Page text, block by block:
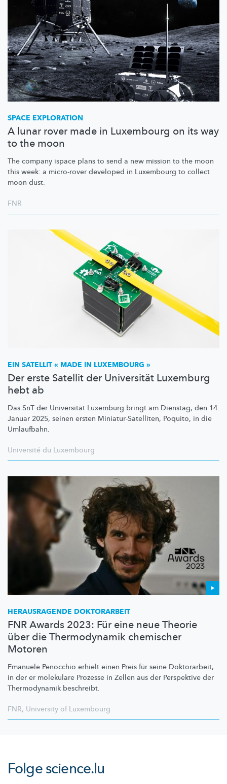
SPACE EXPLORATION
A lunar rover made in Luxembourg on its way
to the moon
The company ispace plans to send a new mission to the moon
this week: a micro-rover developed in Luxembourg to collect
moon dust.
FNR
EIN SATELLIT « MADE IN LUXEMBOURG »
Der erste Satellit der Universität Luxemburg
hebt ab
Das SnT der Universität Luxemburg bringt am Dienstag, den 14.
Januar 2025, seinen ersten Miniatur-Satelliten, Poquito, in die
Umlaufbahn.
Université du Luxembourg
HERAUSRAGENDE DOKTORARBEIT
FNR Awards 2023: Für eine neue Theorie
über die Thermodynamik chemischer
Motoren
Emanuele Penocchio erhielt einen Preis für seine Doktorarbeit,
in der er molekulare Prozesse in Zellen aus der Perspektive der
Thermodynamik beschreibt.
FNR, University of Luxembourg
Folgescience.lu